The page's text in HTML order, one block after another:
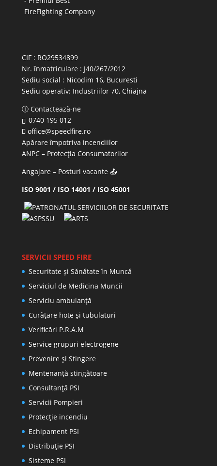
CIF : RO29534899
Nr. înmatriculare : J40/267/2012
Sediu social : Nicodim 16, Bucuresti
Sediu operativ: Industriilor 70, Chiajna
ⓘ Contactează-ne
0740 195 012
office@speedfire.ro
Apărare împotriva incendiilor
ANPC– Protecția Consumatorilor
Angajare – Posturi vacante📤
ISO 9001 / ISO 14001 / ISO 45001
SERVICII SPEED FIRE
Securitate și Sănătate în Muncă
Serviciul de Medicina Muncii
Serviciu ambulanță
Curățare hote și tubulaturi
Verificări P.R.A.M
Service grupuri electrogene
Prevenire şi Stingere
Mentenanţă stingătoare
Consultanţă PSI
Servicii Pompieri
Protecţie incendiu
Echipament PSI
Distribuţie PSI
Sisteme PSI